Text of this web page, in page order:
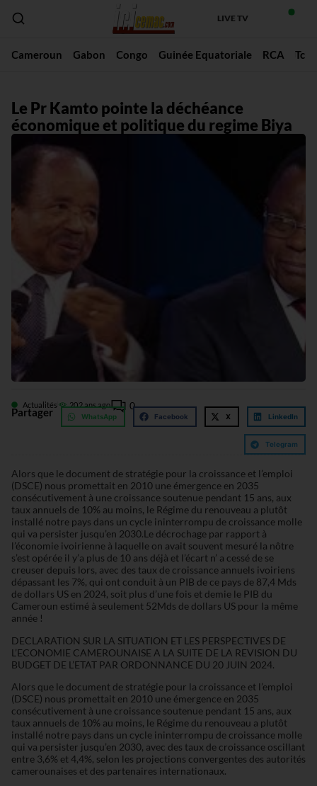
LIVE TV
Cameroun Gabon Congo Guinée Equatoriale RCA
Le Pr Kamto pointe la déchéance
économique et politique du regime Biya
Actualités 202 ans ago 0
Partager WhatsApp Facebook X LinkedIn
Telegram
Alors que le document de stratégie pour la croissance et l’emploi
(DSCE) nous promettait en 2010 une émergence en 2035
consécutivement à une croissance soutenue pendant 15 ans, aux
taux annuels de 10% au moins, le Régime du renouveau a plutôt
installé notre pays dans un cycle ininterrompu de croissance molle
qui va persister jusqu’en 2030.Le décrochage par rapport à
l’économie ivoirienne à laquelle on avait souvent mesuré la nôtre
s’est opérée il y’a plus de 10 ans déjà et l’écart n’ a cessé de se
creuser depuis lors, avec des taux de croissance annuels ivoiriens
dépassant les 7%, qui ont conduit à un PIB de ce pays de 87,4 Mds
de dollars US en 2024, soit plus d’une fois et demie le PIB du
Cameroun estimé à seulement 52Mds de dollars US pour la même
année !
DECLARATION SUR LA SITUATION ET LES PERSPECTIVES DE
L’ECONOMIE CAMEROUNAISE A LA SUITE DE LA REVISION DU
BUDGET DE L’ETAT PAR ORDONNANCE DU 20 JUIN 2024.
Alors que le document de stratégie pour la croissance et l’emploi
(DSCE) nous promettait en 2010 une émergence en 2035
consécutivement à une croissance soutenue pendant 15 ans, aux
taux annuels de 10% au moins, le Régime du renouveau a plutôt
installé notre pays dans un cycle ininterrompu de croissance molle
qui va persister jusqu’en 2030, avec des taux de croissance oscillant
entre 3,6% et 4,4%, selon les projections convergentes des autorités
camerounaises et des partenaires internationaux.